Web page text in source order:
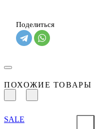
Поделиться
ПОХОЖИЕ ТОВАРЫ
SALE